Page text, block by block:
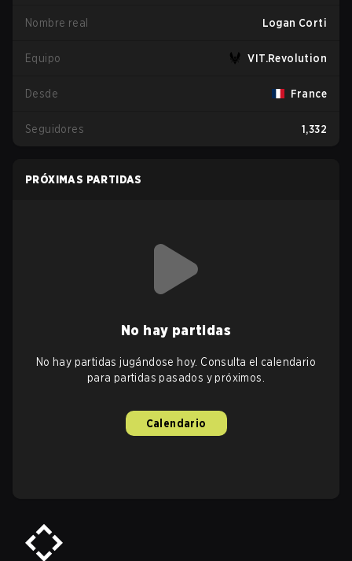
Nombre real Logan Corti
Equipo VIT.Revolution
Desde France
Seguidores 1,332
PRÓXIMAS PARTIDAS
No hay partidas
No hay partidas jugándose hoy. Consulta el calendario
para partidas pasados y próximos.
Calendario